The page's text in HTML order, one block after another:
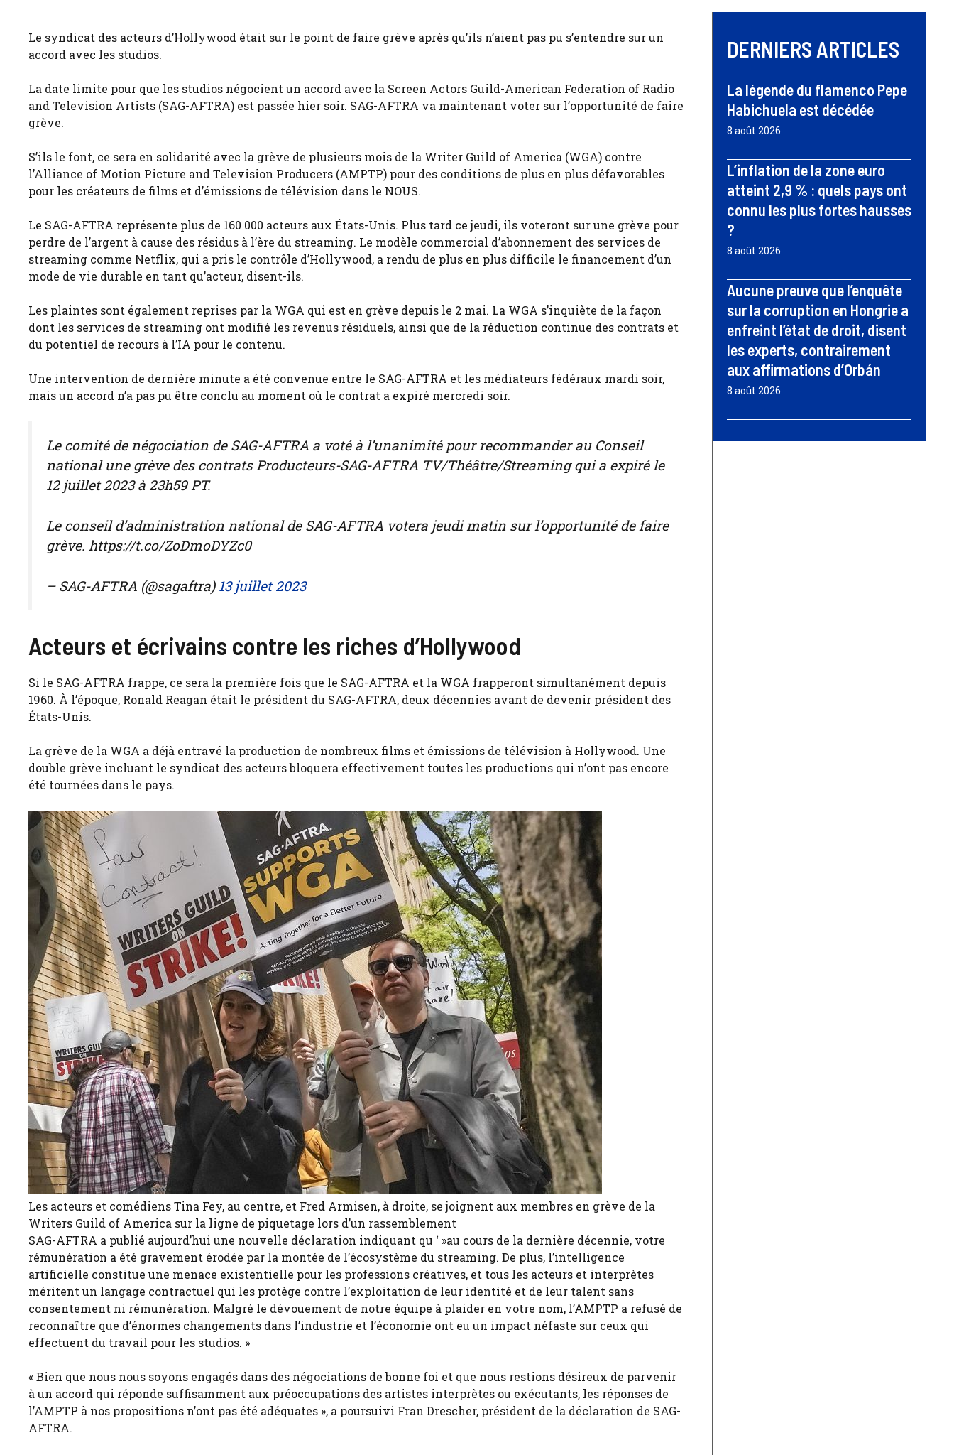
Le syndicat des acteurs d’Hollywood était sur le point de faire grève après qu’ils n’aient pas pu s’entendre sur un
accord avec les studios.
La date limite pour que les studios négocient un accord avec la Screen Actors Guild-American Federation of Radio
and Television Artists (SAG-AFTRA) est passée hier soir. SAG-AFTRA va maintenant voter sur l’opportunité de faire
grève.
S’ils le font, ce sera en solidarité avec la grève de plusieurs mois de la Writer Guild of America (WGA) contre
l’Alliance of Motion Picture and Television Producers (AMPTP) pour des conditions de plus en plus défavorables
pour les créateurs de films et d’émissions de télévision dans le NOUS.
Le SAG-AFTRA représente plus de 160 000 acteurs aux États-Unis. Plus tard ce jeudi, ils voteront sur une grève pour
perdre de l’argent à cause des résidus à l’ère du streaming. Le modèle commercial d’abonnement des services de
streaming comme Netflix, qui a pris le contrôle d’Hollywood, a rendu de plus en plus difficile le financement d’un
mode de vie durable en tant qu’acteur, disent-ils.
Les plaintes sont également reprises par la WGA qui est en grève depuis le 2 mai. La WGA s’inquiète de la façon
dont les services de streaming ont modifié les revenus résiduels, ainsi que de la réduction continue des contrats et
du potentiel de recours à l’IA pour le contenu.
Une intervention de dernière minute a été convenue entre le SAG-AFTRA et les médiateurs fédéraux mardi soir,
mais un accord n’a pas pu être conclu au moment où le contrat a expiré mercredi soir.
Le comité de négociation de SAG-AFTRA a voté à l’unanimité pour recommander au Conseil
national une grève des contrats Producteurs-SAG-AFTRA TV/Théâtre/Streaming qui a expiré le
12 juillet 2023 à 23h59 PT.
Le conseil d’administration national de SAG-AFTRA votera jeudi matin sur l’opportunité de faire
grève. https://t.co/ZoDmoDYZc0
– SAG-AFTRA (@sagaftra) 13 juillet 2023
Acteurs et écrivains contre les riches d’Hollywood
Si le SAG-AFTRA frappe, ce sera la première fois que le SAG-AFTRA et la WGA frapperont simultanément depuis
1960. À l’époque, Ronald Reagan était le président du SAG-AFTRA, deux décennies avant de devenir président des
États-Unis.
La grève de la WGA a déjà entravé la production de nombreux films et émissions de télévision à Hollywood. Une
double grève incluant le syndicat des acteurs bloquera effectivement toutes les productions qui n’ont pas encore
été tournées dans le pays.
Les acteurs et comédiens Tina Fey, au centre, et Fred Armisen, à droite, se joignent aux membres en grève de la
Writers Guild of America sur la ligne de piquetage lors d’un rassemblement
SAG-AFTRA a publié aujourd’hui une nouvelle déclaration indiquant qu ‘ »au cours de la dernière décennie, votre
rémunération a été gravement érodée par la montée de l’écosystème du streaming. De plus, l’intelligence
artificielle constitue une menace existentielle pour les professions créatives, et tous les acteurs et interprètes
méritent un langage contractuel qui les protège contre l’exploitation de leur identité et de leur talent sans
consentement ni rémunération. Malgré le dévouement de notre équipe à plaider en votre nom, l’AMPTP a refusé de
reconnaître que d’énormes changements dans l’industrie et l’économie ont eu un impact néfaste sur ceux qui
effectuent du travail pour les studios. »
« Bien que nous nous soyons engagés dans des négociations de bonne foi et que nous restions désireux de parvenir
à un accord qui réponde suffisamment aux préoccupations des artistes interprètes ou exécutants, les réponses de
l’AMPTP à nos propositions n’ont pas été adéquates », a poursuivi Fran Drescher, président de la déclaration de SAG-
AFTRA.
DERNIERS ARTICLES
La légende du flamenco Pepe
Habichuela est décédée
8 août 2026
L’inflation de la zone euro
atteint 2,9 % : quels pays ont
connu les plus fortes hausses
?
8 août 2026
Aucune preuve que l’enquête
sur la corruption en Hongrie a
enfreint l’état de droit, disent
les experts, contrairement
aux affirmations d’Orbán
8 août 2026